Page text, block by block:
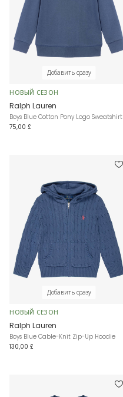
Добавить сразу
НОВЫЙ СЕЗОН
Ralph Lauren
Boys Blue Cotton Pony Logo Sweatshirt
75,00 £
Добавить сразу
НОВЫЙ СЕЗОН
Ralph Lauren
Boys Blue Cable-Knit Zip-Up Hoodie
130,00 £